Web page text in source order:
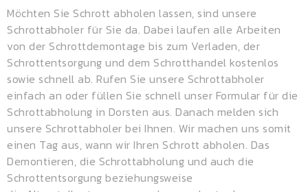
Möchten Sie Schrott abholen lassen, sind unsere
Schrottabholer für Sie da. Dabei laufen alle Arbeiten
von der Schrottdemontage bis zum Verladen, der
Schrottentsorgung und dem Schrotthandel kostenlos
sowie schnell ab. Rufen Sie unsere Schrottabholer
einfach an oder füllen Sie schnell unser Formular für die
Schrottabholung in Dorsten aus. Danach melden sich
unsere Schrottabholer bei Ihnen. Wir machen uns somit
einen Tag aus, wann wir Ihren Schrott abholen. Das
Demontieren, die Schrottabholung und auch die
Schrottentsorgung beziehungsweise